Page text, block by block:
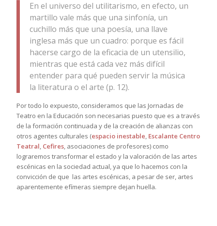
En el universo del utilitarismo, en efecto, un
martillo vale más que una sinfonía, un
cuchillo más que una poesía, una llave
inglesa más que un cuadro: porque es fácil
hacerse cargo de la eficacia de un utensilio,
mientras que está cada vez más difícil
entender para qué pueden servir la música
la literatura o el arte (p. 12).
Por todo lo expuesto, consideramos que las Jornadas de
Teatro en la Educación son necesarias puesto que es a través
de la formación continuada y de la creación de alianzas con
otros agentes culturales (espacio inestable, Escalante Centro
Teatral, Cefires, asociaciones de profesores) como
lograremos transformar el estado y la valoración de las artes
escénicas en la sociedad actual, ya que lo hacemos con la
convicción de que las artes escénicas, a pesar de ser, artes
aparentemente efímeras siempre dejan huella.